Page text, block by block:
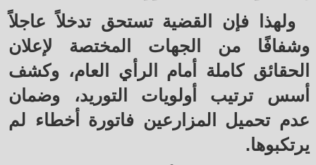
ولهذا فإن القضية تستحق تدخلاً عاجلاً
وشفافًا من الجهات المختصة لإعلان
الحقائق كاملة أمام الرأي العام، وكشف
أسس ترتيب أولويات التوريد، وضمان
عدم تحميل المزارعين فاتورة أخطاء لم
يرتكبوها.